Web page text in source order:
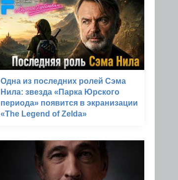
Одна из последних ролей Сэма
Нила: звезда «Парка Юрского
периода» появится в экранизации
«The Legend of Zelda»